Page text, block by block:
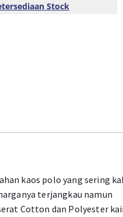
Stock
kaos polo yang sering
terjangkau namun
Cotton dan Polyester